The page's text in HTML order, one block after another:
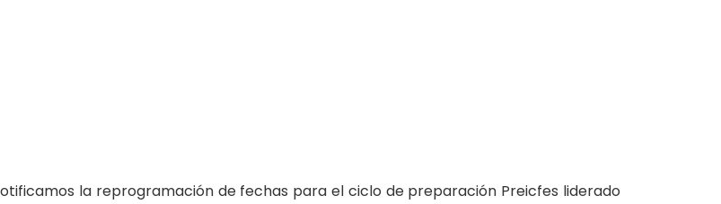
la reprogramación de fechas para el ciclo de preparación Preicfes liderado